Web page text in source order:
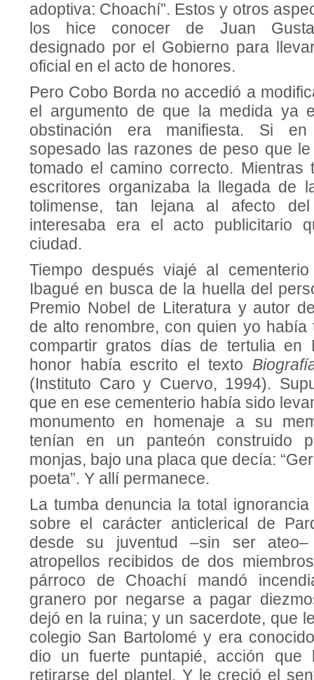
adoptiva: Choachí”. Estos y otros
los hice conocer de Juan
designado por el Gobierno para
oficial en el acto de honores.
Pero Cobo Borda no accedió a
el argumento de que la medida ya
obstinación era manifiesta. Si en
sopesado las razones de peso que
tomado el camino correcto. Mientras
escritores organizaba la llegada de
tolimense, tan lejana al afecto
interesaba era el acto publicitario
ciudad.
Tiempo después viajé al
Ibagué en busca de la huella del
Premio Nobel de Literatura y autor
de alto renombre, con quien yo había
compartir gratos días de tertulia en
honor había escrito el texto
(Instituto Caro y Cuervo, 1994).
que en ese cementerio había sido
monumento en homenaje a su
tenían en un panteón construido
monjas, bajo una placa que decía:
poeta”. Y allí permanece.
La tumba denuncia la total
sobre el carácter anticlerical de
desde su juventud –sin ser
atropellos recibidos de dos
párroco de Choachí mandó
granero por negarse a pagar
dejó en la ruina; y un sacerdote, que
colegio San Bartolomé y era
dio un fuerte puntapié, acción que
retirarse del plantel. Y le creció el